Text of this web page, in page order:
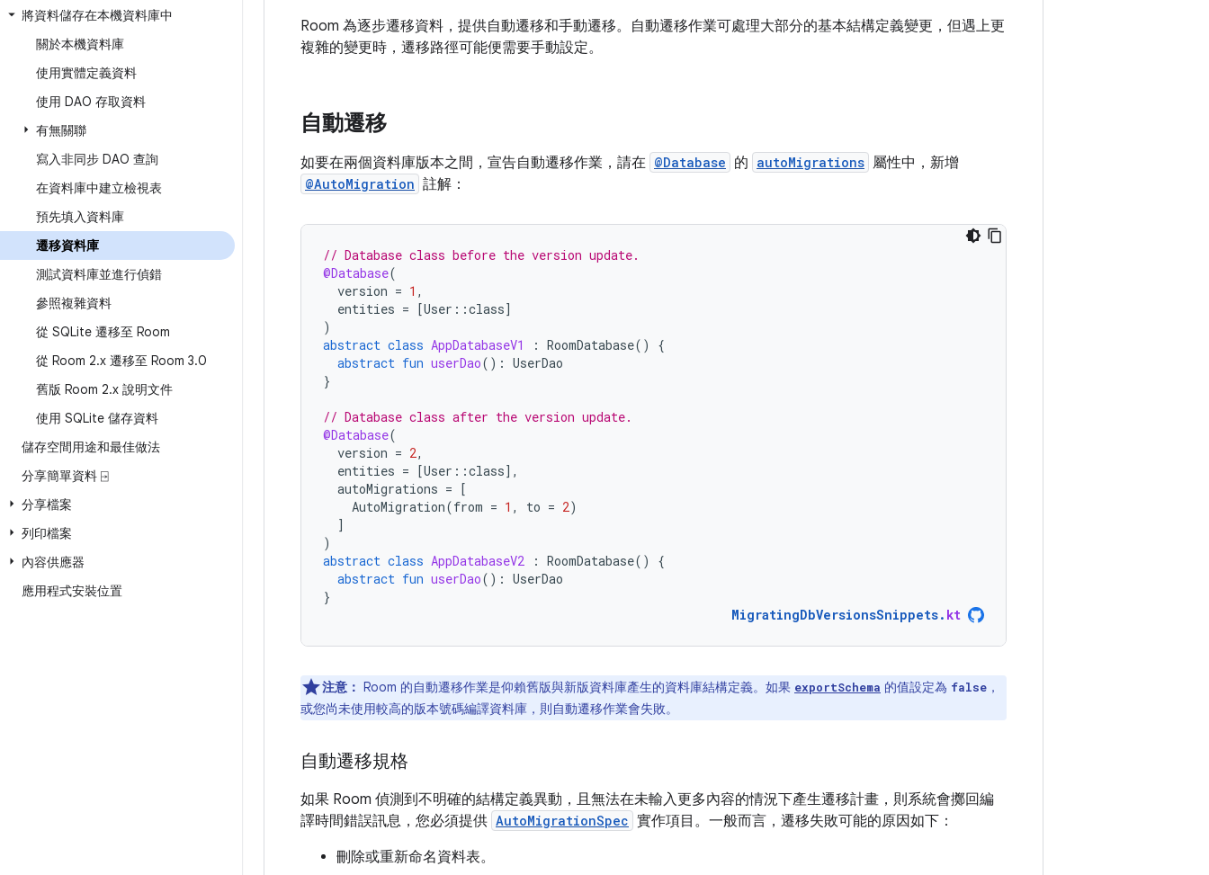
將資料儲存在本機資料庫中
關於本機資料庫
使用實體定義資料
使用 DAO 存取資料
有無關聯
寫入非同步 DAO 查詢
在資料庫中建立檢視表
預先填入資料庫
遷移資料庫
測試資料庫並進行偵錯
參照複雜資料
從 SQLite 遷移至 Room
從 Room 2.x 遷移至 Room 3.0
舊版 Room 2.x 說明文件
使用 SQLite 儲存資料
儲存空間用途和最佳做法
分享簡單資料 ⍈
分享檔案
列印檔案
內容供應器
應用程式安裝位置
Room 為逐步遷移資料，提供自動遷移和手動遷移。自動遷移作業可處理大部分的基本結構定義變更，但遇上更
複雜的變更時，遷移路徑可能便需要手動設定。
自動遷移
如要在兩個資料庫版本之間，宣告自動遷移作業，請在 @Database 的 autoMigrations 屬性中，新增
@AutoMigration 註解：
// Database class before the version update.
@Database(
version = 1 ,
entities = [User ::class]
)
abstract class AppDatabaseV1 : RoomDatabase()
{
abstract fun userDao(): UserDao
}
// Database class after the version update.
@Database(
version = 2,
entities = [User ::class] ,
autoMigrations = [
AutoMigration(from = 1 , to = 2)
]
)
abstract class AppDatabaseV2 : RoomDatabase()
{
abstract fun userDao(): UserDao
}
MigratingDbVersionsSnippets. kt
注意： Room 的自動遷移作業是仰賴舊版與新版資料庫產生的資料庫結構定義。如果 exportSchema 的值設定為 false ，
或您尚未使用較高的版本號碼編譯資料庫，則自動遷移作業會失敗。
自動遷移規格
如果 Room 偵測到不明確的結構定義異動，且無法在未輸入更多內容的情況下產生遷移計畫，則系統會擲回編
譯時間錯誤訊息，您必須提供 AutoMigrationSpec 實作項目。一般而言，遷移失敗可能的原因如下：
刪除或重新命名資料表。